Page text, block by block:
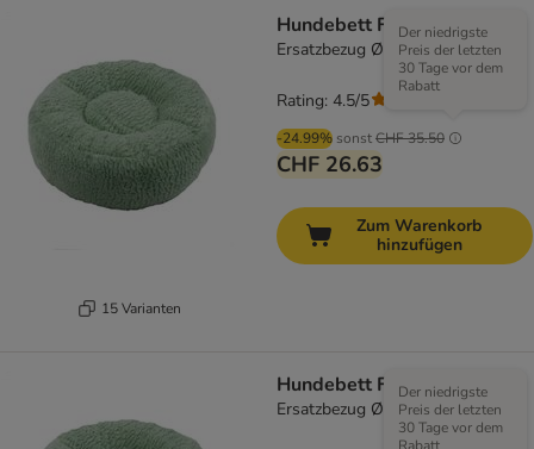
15 Varianten
Hundebett Flocke
Ersatzbezug Ø 115 cm, mint
-24.99% sonstCHF 35.50
Der niedrigste
Preis der letzten
30 Tage vor dem
Rabatt
CHF 26.63
Rating: 4.5/5
Zum Warenkorb
hinzufügen
Hundebett Flocke
Ersatzbezug Ø 65 cm, mint
Der niedrigste
Preis der letzten
30 Tage vor dem